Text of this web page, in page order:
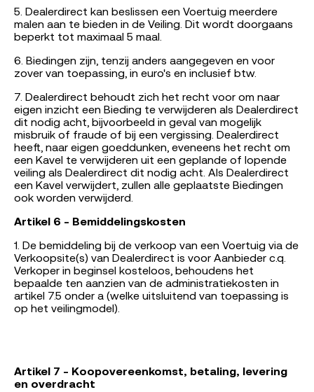
5. Dealerdirect kan beslissen een Voertuig meerdere
malen aan te bieden in de Veiling. Dit wordt doorgaans
beperkt tot maximaal 5 maal.
6. Biedingen zijn, tenzij anders aangegeven en voor
zover van toepassing, in euro's en inclusief btw.
7. Dealerdirect behoudt zich het recht voor om naar
eigen inzicht een Bieding te verwijderen als Dealerdirect
dit nodig acht, bijvoorbeeld in geval van mogelijk
misbruik of fraude of bij een vergissing. Dealerdirect
heeft, naar eigen goeddunken, eveneens het recht om
een Kavel te verwijderen uit een geplande of lopende
veiling als Dealerdirect dit nodig acht. Als Dealerdirect
een Kavel verwijdert, zullen alle geplaatste Biedingen
ook worden verwijderd.
Artikel 6 - Bemiddelingskosten
1. De bemiddeling bij de verkoop van een Voertuig via de
Verkoopsite(s) van Dealerdirect is voor Aanbieder c.q.
Verkoper in beginsel kosteloos, behoudens het
bepaalde ten aanzien van de administratiekosten in
artikel 7.5 onder a (welke uitsluitend van toepassing is
op het veilingmodel).
Artikel 7 - Koopovereenkomst, betaling, levering
en overdracht